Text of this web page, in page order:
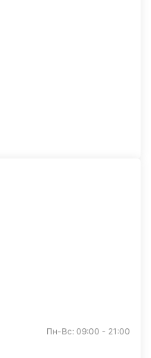
Пн-Вс: 09:00 - 21:00